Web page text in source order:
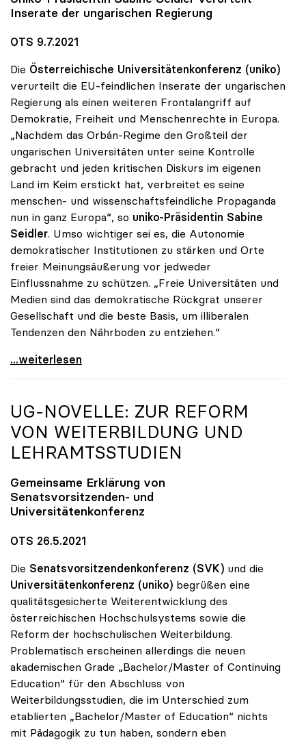
Inserate der ungarischen Regierung
OTS 9.7.2021
Die Österreichische Universitätenkonferenz (uniko)
verurteilt die EU-feindlichen Inserate der ungarischen
Regierung als einen weiteren Frontalangriff auf
Demokratie, Freiheit und Menschenrechte in Europa.
„Nachdem das Orbán-Regime den Großteil der
ungarischen Universitäten unter seine Kontrolle
gebracht und jeden kritischen Diskurs im eigenen
Land im Keim erstickt hat, verbreitet es seine
menschen- und wissenschaftsfeindliche Propaganda
nun in ganz Europa“, so uniko-Präsidentin Sabine
Seidler. Umso wichtiger sei es, die Autonomie
demokratischer Institutionen zu stärken und Orte
freier Meinungsäußerung vor jedweder
Einflussnahme zu schützen. „Freie Universitäten und
Medien sind das demokratische Rückgrat unserer
Gesellschaft und die beste Basis, um illiberalen
Tendenzen den Nährboden zu entziehen.“
„Populismus ist eigentliche Gefahr für Europa und
...weiterlesen
UG-NOVELLE: ZUR REFORM
VON WEITERBILDUNG UND
LEHRAMTSSTUDIEN
Gemeinsame Erklärung von
Senatsvorsitzenden- und
Universitätenkonferenz
OTS 26.5.2021
Die Senatsvorsitzendenkonferenz (SVK) und die
Universitätenkonferenz (uniko) begrüßen eine
qualitätsgesicherte Weiterentwicklung des
österreichischen Hochschulsystems sowie die
Reform der hochschulischen Weiterbildung.
Problematisch erscheinen allerdings die neuen
akademischen Grade „Bachelor/Master of Continuing
Education“ für den Abschluss von
Weiterbildungsstudien, die im Unterschied zum
etablierten „Bachelor/Master of Education“ nichts
mit Pädagogik zu tun haben, sondern eben